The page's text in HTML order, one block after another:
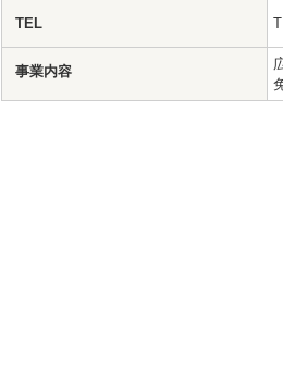
TEL
事業内容